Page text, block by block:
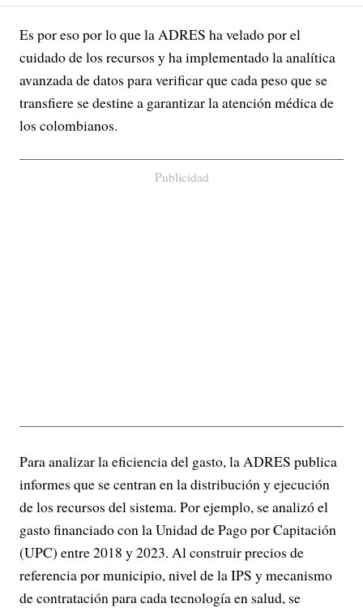
Es por eso por lo que la ADRES ha velado por el
cuidado de los recursos y ha implementado la analítica
avanzada de datos para verificar que cada peso que se
transfiere se destine a garantizar la atención médica de
los colombianos.
Publicidad
Para analizar la eficiencia del gasto, la ADRES publica
informes que se centran en la distribución y ejecución
de los recursos del sistema. Por ejemplo, se analizó el
gasto financiado con la Unidad de Pago por Capitación
(UPC) entre 2018 y 2023. Al construir precios de
referencia por municipio, nivel de la IPS y mecanismo
de contratación para cada tecnología en salud, se